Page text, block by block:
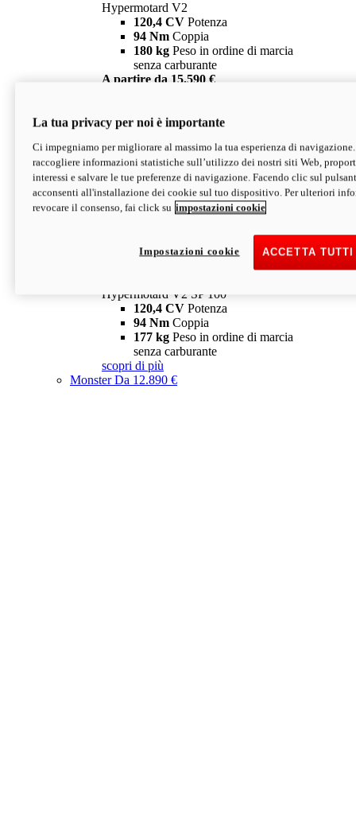
Hypermotard V2
120,4 CV Potenza
94 Nm Coppia
180 kg Peso in ordine di marcia
senza carburante
A partire da 15.590 €
V2 SP
Hypermotard V2 SP
120,4 CVPotenza
94 NmCoppia
177 kgPeso in ordine di marcia
senza carburante
Depotenziata 35 kW: 18.890 € i
configura scopri di più
Hypermotard V2 SP 100
120,4 CV Potenza
94 Nm Coppia
177 kg Peso in ordine di marcia
senza carburante
scopri di più
MonsterDa 12.890 €
La tua privacy per noi è importante
Ci impegniamo per migliorare al massimo la tua esperienza di
raccogliere informazioni statistiche sull’utilizzo dei nostri siti Web,
interessi e salvare le tue preferenze di navigazione. Facendo clic sul
acconsenti all'installazione dei cookie sul tuo dispositivo. Per ulteriori
revocare il consenso, fai click su impostazioni cookie
ACCETTA
Impostazioni cookie